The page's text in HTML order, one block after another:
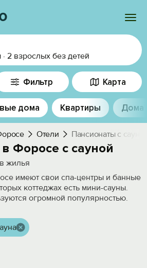
объект
· 2 взрослых без детей
Фильтр Карта
дома Квартиры Дома
Отели Пансионаты с
Форосе с сауной
жилья
имеют свои спа-центры и банные
коттеджах есть мини-сауны.
огромной популярностью.